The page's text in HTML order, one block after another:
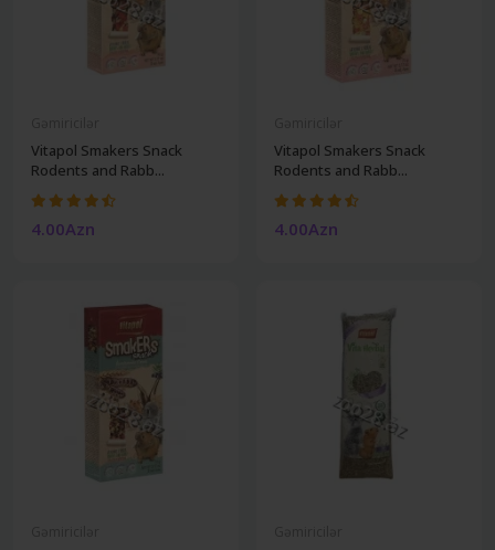
Vitapol Smakers Snack
Rodents and Rabb...
4.00Azn
Vitapol Smakers Snack
Rodents and Rabb...
4.00Azn